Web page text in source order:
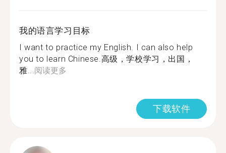
我的语言学习目标
I want to practice my English. I can also help
you to learn Chinese.高级，学校学习，出国，
雅...阅读更多
下载软件